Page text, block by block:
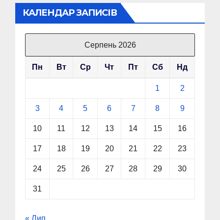
КАЛЕНДАР ЗАПИСІВ
Серпень 2026
Пн Вт Ср Чт Пт Сб Нд
1 2
3 4 5 6 7 8 9
10 11 12 13 14 15 16
17 18 19 20 21 22 23
24 25 26 27 28 29 30
31